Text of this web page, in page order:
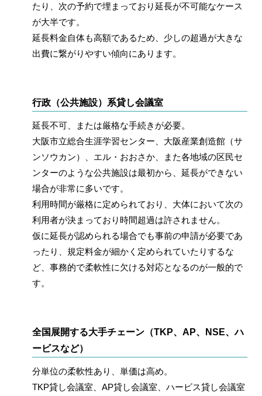
たり、次の予約で埋まっており延長が不可能なケース
が大半です。
延長料金自体も高額であるため、少しの超過が大きな
出費に繋がりやすい傾向にあります。
行政（公共施設）系貸し会議室
延長不可、または厳格な手続きが必要。
大阪市立総合生涯学習センター、大阪産業創造館（サ
ンソウカン）、エル・おおさか、また各地域の区民セ
ンターのような公共施設は最初から、延長ができない
場合が非常に多いです。
利用時間が厳格に定められており、大体において次の
利用者が決まっており時間超過は許されません。
仮に延長が認められる場合でも事前の申請が必要であ
ったり、規定料金が細かく定められていたりするな
ど、事務的で柔軟性に欠ける対応となるのが一般的で
す。
全国展開する大手チェーン（TKP、AP、NSE、ハ
ービスなど）
分単位の柔軟性あり、単価は高め。
TKP貸し会議室、AP貸し会議室、ハービス貸し会議室